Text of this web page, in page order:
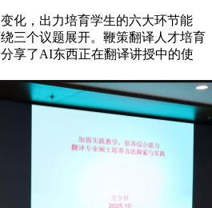
，出力培育学生的六大环节能
三个议题展开。鞭策翻译人才培育
享了AI东西正在翻译讲授中的使